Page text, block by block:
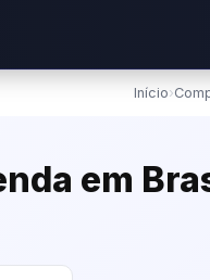
Início›
em